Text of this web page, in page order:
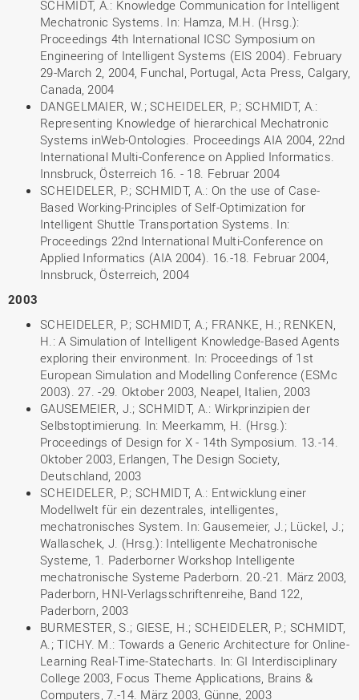
SCHMIDT, A.: Knowledge Communication for Intelligent
Mechatronic Systems. In: Hamza, M.H. (Hrsg.):
Proceedings 4th International ICSC Symposium on
Engineering of Intelligent Systems (EIS 2004). February
29-March 2, 2004, Funchal, Portugal, Acta Press, Calgary,
Canada, 2004
DANGELMAIER, W.; SCHEIDELER, P.; SCHMIDT, A.:
Representing Knowledge of hierarchical Mechatronic
Systems inWeb-Ontologies. Proceedings AIA 2004, 22nd
International Multi-Conference on Applied Informatics.
Innsbruck, Österreich 16. - 18. Februar 2004
SCHEIDELER, P.; SCHMIDT, A.: On the use of Case-
Based Working-Principles of Self-Optimization for
Intelligent Shuttle Transportation Systems. In:
Proceedings 22nd International Multi-Conference on
Applied Informatics (AIA 2004). 16.-18. Februar 2004,
Innsbruck, Österreich, 2004
2003
SCHEIDELER, P.; SCHMIDT, A.; FRANKE, H.; RENKEN,
H.: A Simulation of Intelligent Knowledge-Based Agents
exploring their environment. In: Proceedings of 1st
European Simulation and Modelling Conference (ESMc
2003). 27. -29. Oktober 2003, Neapel, Italien, 2003
GAUSEMEIER, J.; SCHMIDT, A.: Wirkprinzipien der
Selbstoptimierung. In: Meerkamm, H. (Hrsg.):
Proceedings of Design for X - 14th Symposium. 13.-14.
Oktober 2003, Erlangen, The Design Society,
Deutschland, 2003
SCHEIDELER, P.; SCHMIDT, A.: Entwicklung einer
Modellwelt für ein dezentrales, intelligentes,
mechatronisches System. In: Gausemeier, J.; Lückel, J.;
Wallaschek, J. (Hrsg.): Intelligente Mechatronische
Systeme, 1. Paderborner Workshop Intelligente
mechatronische Systeme Paderborn. 20.-21. März 2003,
Paderborn, HNI-Verlagsschriftenreihe, Band 122,
Paderborn, 2003
BURMESTER, S.; GIESE, H.; SCHEIDELER, P.; SCHMIDT,
A.; TICHY. M.: Towards a Generic Architecture for Online-
Learning Real-Time-Statecharts. In: GI Interdisciplinary
College 2003, Focus Theme Applications, Brains &
Computers, 7.-14. März 2003, Günne, 2003